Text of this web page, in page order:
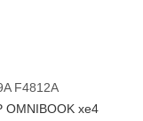
F4812A
OMNIBOOK xe4